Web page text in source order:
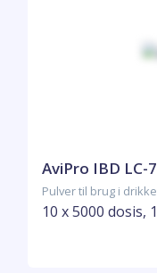
AviPro IBD LC-
Pulver til brug i
10 x 5000 dosis,